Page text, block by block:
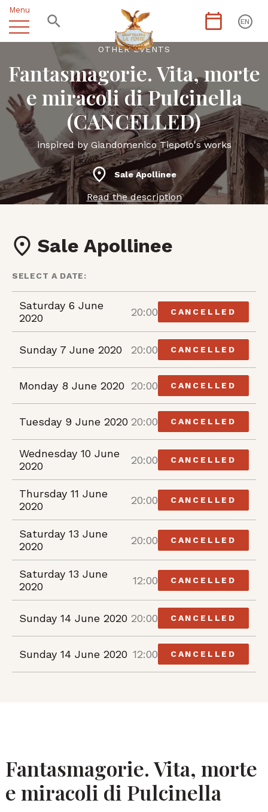
Menu
EN
OTHER EVENTS
Fantasmagorie. Vita, morte
e miracoli di Pulcinella
(CANCELLED)
inspired by Giandomenico Tiepolo's works
Sale Apollinee
Read the description
Sale Apollinee
SELECT A DATE:
Saturday 6 June
2020
20:00 CANCELLED
Sunday 7 June 2020 20:00 CANCELLED
Monday 8 June 2020 20:00 CANCELLED
Tuesday 9 June 2020 20:00 CANCELLED
Wednesday 10 June
2020
20:00 CANCELLED
Thursday 11 June
2020
20:00 CANCELLED
Saturday 13 June
2020
20:00 CANCELLED
Saturday 13 June
2020
12:00 CANCELLED
Sunday 14 June 2020 20:00 CANCELLED
Sunday 14 June 2020 12:00 CANCELLED
Fantasmagorie. Vita, morte
e miracoli di Pulcinella